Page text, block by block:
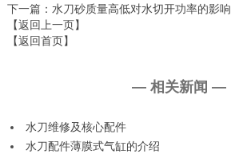
下一篇 ：水刀砂质量高低对水切开功率的影响
【返回上一页】
【返回首页】
— 相关新闻 —
水刀维修及核心配件
水刀配件薄膜式气缸的介绍